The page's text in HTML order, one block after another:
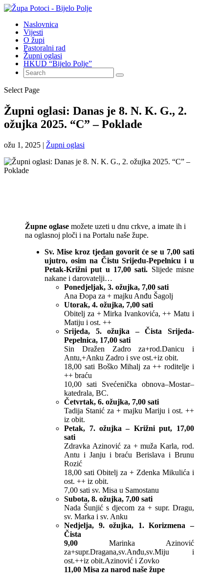
Naslovnica
Vijesti
O župi
Pastoralni rad
Župni oglasi
HKUD “Bijelo Polje”
Select Page
Župni oglasi: Danas je 8. N. K. G., 2.
ožujka 2025. “C” – Poklade
ožu 1, 2025 | Župni oglasi
Župne oglase možete uzeti u dnu crkve, a imate ih i
na oglasnoj ploči i na Portalu naše župe.
Sv. Mise kroz tjedan govorit će se u 7,00 sati
ujutro, osim na Čistu Srijedu-Pepelnicu i u
Petak-Križni put u 17,00 sati. Slijede misne
nakane i darovatelji…
Ponedjeljak, 3. ožujka, 7,00 sati
Ana Đopa za + majku Anđu Šagolj
Utorak, 4. ožujka, 7,00 sati
Obitelj za + Mirka Ivankovića, ++ Matu i
Matiju i ost. ++
Srijeda, 5. ožujka – Čista Srijeda-
Pepelnica, 17,00 sati
Sin Dražen Zadro za+rod.Danicu i
Antu,+Anku Zadro i sve ost.+iz obit.
18,00 sati Boško Mihalj za ++ roditelje i
++ braću
10,00 sati Svećenička obnova–Mostar–
katedrala, BC.
Četvrtak, 6. ožujka, 7,00 sati
Tadija Stanić za + majku Mariju i ost. ++
iz obit.
Petak, 7. ožujka – Križni put, 17,00
sati
Zdravka Azinović za + muža Karla, rod.
Antu i Janju i braću Berislava i Brunu
Rozić
18,00 sati Obitelj za + Zdenka Mikulića i
ost. ++ iz obit.
7,00 sati sv. Misa u Samostanu
Subota, 8. ožujka, 7,00 sati
Nada Šunjić s djecom za + supr. Dragu,
sv. Marka i sv. Anku
Nedjelja, 9. ožujka, 1. Korizmena –
Čista
9,00 Marinka Azinović
za+supr.Dragana,sv.Anđu,sv.Miju i
ost.++iz obit.Azinović i Zovko
11,00 Misa za narod naše župe